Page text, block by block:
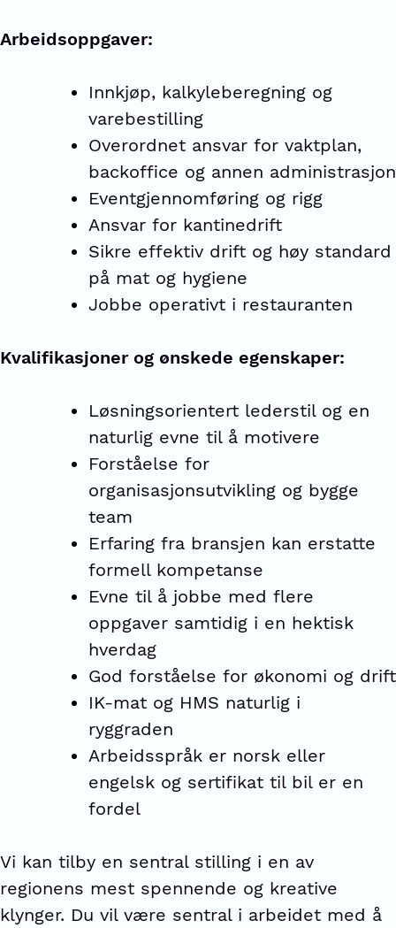
Arbeidsoppgaver:
Innkjøp, kalkyleberegning og
varebestilling
Overordnet ansvar for vaktplan,
backoffice og annen administrasjon
Eventgjennomføring og rigg
Ansvar for kantinedrift
Sikre effektiv drift og høy standard
på mat og hygiene
Jobbe operativt i restauranten
Kvalifikasjoner og ønskede egenskaper:
Løsningsorientert lederstil og en
naturlig evne til å motivere
Forståelse for
organisasjonsutvikling og bygge
team
Erfaring fra bransjen kan erstatte
formell kompetanse
Evne til å jobbe med flere
oppgaver samtidig i en hektisk
hverdag
God forståelse for økonomi og drift
IK-mat og HMS naturlig i
ryggraden
Arbeidsspråk er norsk eller
engelsk og sertifikat til bil er en
fordel
Vi kan tilby en sentral stilling i en av
regionens mest spennende og kreative
klynger. Du vil være sentral i arbeidet med å